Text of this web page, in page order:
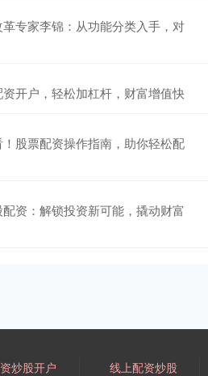
专家李锦：从功能分类入手，对
开户，轻松加杠杆，财富增值快
股票配资操作指南，助你轻松配
资：解锁投资新可能，撬动财富
炒股开户 线上配资炒股